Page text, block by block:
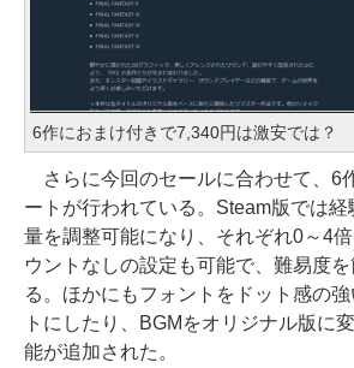
6作におまけ付きで7,340円は激安では？
さらに今回のセールに合わせて、6
ートが行われている。Steam版では
量を調整可能になり、それぞれ0～4
ウントなしの設定も可能で、難易度
る。ほかにもフォントをドット感の
トにしたり、BGMをオリジナル版に
能が追加された。